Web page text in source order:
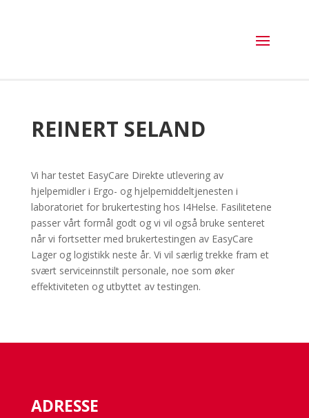
REINERT SELAND
Vi har testet EasyCare Direkte utlevering av
hjelpemidler i Ergo- og hjelpemiddeltjenesten i
laboratoriet for brukertesting hos I4Helse. Fasilitetene
passer vårt formål godt og vi vil også bruke senteret
når vi fortsetter med brukertestingen av EasyCare
Lager og logistikk neste år. Vi vil særlig trekke fram et
svært serviceinnstilt personale, noe som øker
effektiviteten og utbyttet av testingen.
ADRESSE